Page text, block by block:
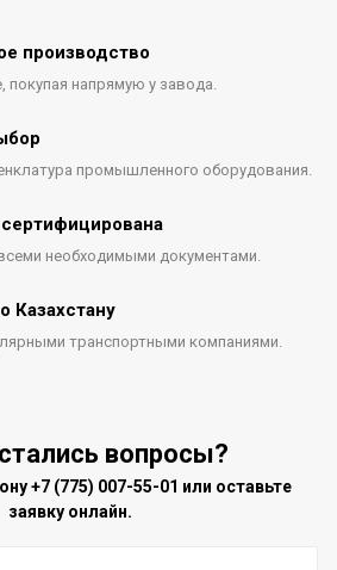
производство
покупая напрямую у завода.
промышленного оборудования.
необходимыми документами.
Казахстану
транспортными компаниями.
вопросы?
+7 (775) 007-55-01 или оставьте
заявку онлайн.